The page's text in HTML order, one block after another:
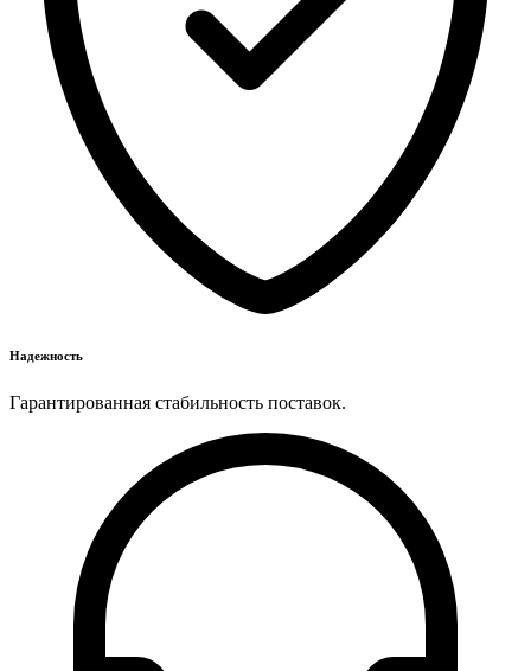
Надежность
Гарантированная стабильность поставок.